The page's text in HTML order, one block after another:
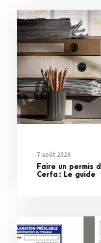
7 août 2026
Faire un permis
Cerfa : Le guide